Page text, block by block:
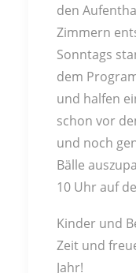
den
Zimmern
Sonntags
dem
und halfen
schon vor
und noch
Bälle
10 Uhr auf
Kinder und
Zeit und
Jahr!